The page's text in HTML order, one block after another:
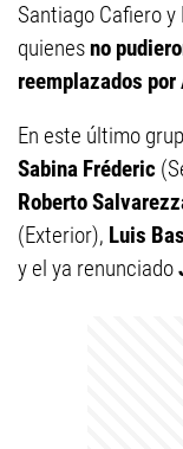
Santiago Cafiero
quienesno
reemplazados
En este último
Sabina Fréderic
Roberto
(Exterior), Luis
y el ya renunciado